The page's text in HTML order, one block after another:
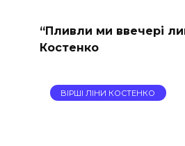
“Пливли ми ввечері
Костенко
ВІРШІ ЛІНИ КОСТЕНКО